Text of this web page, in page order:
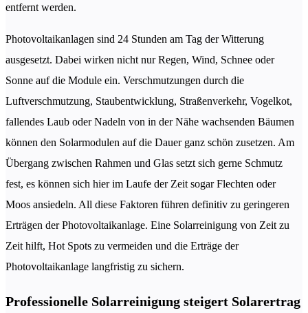
entfernt werden.
Photovoltaikanlagen sind 24 Stunden am Tag der Witterung
ausgesetzt. Dabei wirken nicht nur Regen, Wind, Schnee oder
Sonne auf die Module ein. Verschmutzungen durch die
Luftverschmutzung, Staubentwicklung, Straßenverkehr, Vogelkot,
fallendes Laub oder Nadeln von in der Nähe wachsenden Bäumen
können den Solarmodulen auf die Dauer ganz schön zusetzen. Am
Übergang zwischen Rahmen und Glas setzt sich gerne Schmutz
fest, es können sich hier im Laufe der Zeit sogar Flechten oder
Moos ansiedeln. All diese Faktoren führen definitiv zu geringeren
Erträgen der Photovoltaikanlage. Eine Solarreinigung von Zeit zu
Zeit hilft, Hot Spots zu vermeiden und die Erträge der
Photovoltaikanlage langfristig zu sichern.
Professionelle Solarreinigung steigert Solarertrag